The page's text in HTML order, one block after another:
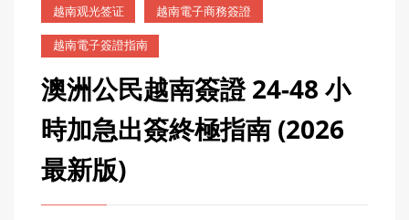
越南观光签证 越南電子商務簽證
越南電子簽證指南
澳洲公民越南簽證 24-48 小
時加急出簽終極指南 (2026
最新版)